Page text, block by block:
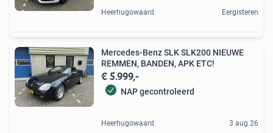
Heerhugowaard Eergisteren
Mercedes-Benz SLK SLK200 NIEUWE
REMMEN, BANDEN, APK ETC!
€ 5.999,-
NAP gecontroleerd
Heerhugowaard 3 aug 26